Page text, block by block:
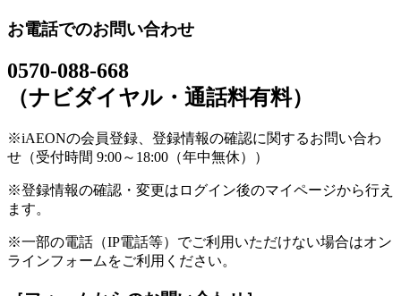
お電話でのお問い合わせ
0570-088-668
（ナビダイヤル・通話料有料）
※iAEONの会員登録、登録情報の確認に関するお問い合わ
せ（受付時間 9:00～18:00（年中無休））
※登録情報の確認・変更はログイン後のマイページから行え
ます。
※一部の電話（IP電話等）でご利用いただけない場合はオン
ラインフォームをご利用ください。